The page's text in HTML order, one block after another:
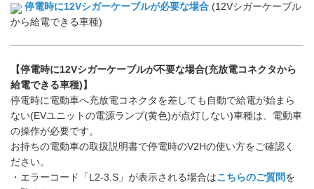
停電時に12Vシガーケーブルが必要な場合 (12Vシガーケーブル
から給電できる車種)
【停電時に12Vシガーケーブルが不要な場合(充放電コネクタから
給電できる車種)】
停電時に電動車へ充放電コネクタを差しても自動で給電が始まら
ない(EVユニットの電源ランプ(黄色)が点灯しない)車種は、電動車
の操作が必要です。
お持ちの電動車の取扱説明書で停電時のV2Hの使い方をご確認く
ださい。
・エラーコード「L2-3.S」が表示される場合はこちらのご質問を